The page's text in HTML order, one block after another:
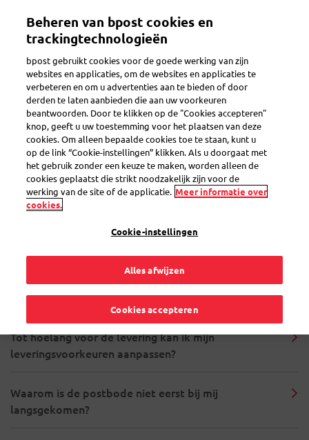
inhoud
Toggle navigation
Search
Leveringsvoorkeuren
11vragen
Ik zal niet thuis zijn. Hoe stel ik mijn
leveringsvoorkeuren in?
Tot hoelang voor de levering kan ik mijn
leveringsvoorkeuren aanpassen?
Waarom is de postbode niet eerst bij mij
langsgekomen?
Beheren van bpost cookies en
trackingtechnologieën
bpost gebruikt cookies voor de goede werking van zijn
websites en applicaties, om de websites en applicaties te
verbeteren en om u advertenties aan te bieden of door
derden te laten aanbieden die aan uw voorkeuren
beantwoorden. Door te klikken op de "Cookies accepteren"
knop, geeft u uw toestemming voor het plaatsen van deze
cookies. Om alleen bepaalde cookies toe te staan, kunt u
op de link “Cookie-instellingen” klikken. Als u doorgaat met
het gebruik zonder een keuze te maken, worden alleen de
cookies geplaatst die strikt noodzakelijk zijn voor de
werking van de site of de applicatie. Meer informatie over
cookies.
Cookie-instellingen
Alles afwijzen
Cookies accepteren